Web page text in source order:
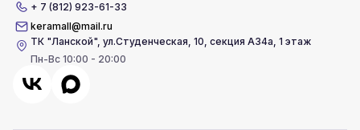
+ 7 (812) 923-61-33
keramall@mail.ru
ТК "Ланской",ул.Студенческая, 10, секция А34а, 1 этаж
Пн-Вс 10:00 - 20:00